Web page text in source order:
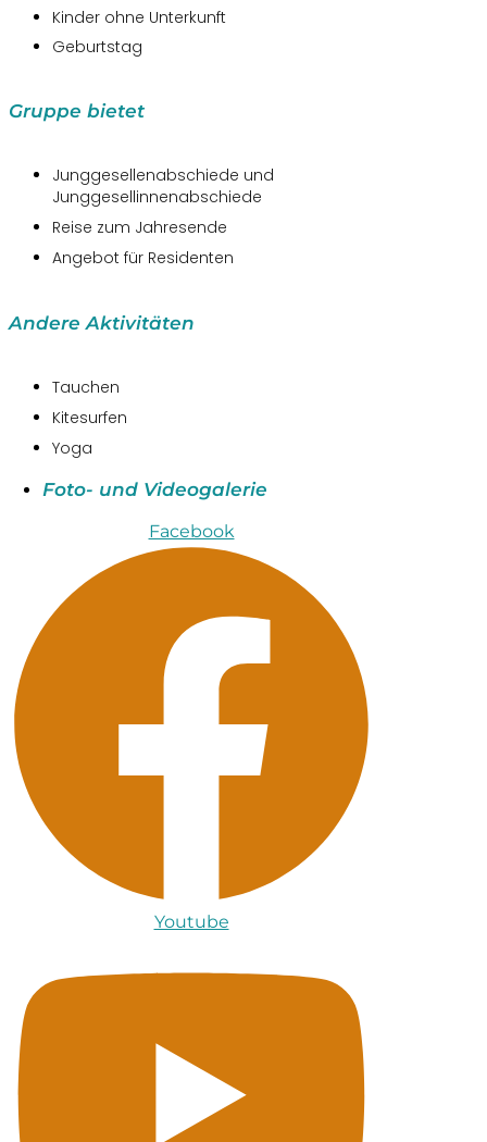
Kinder ohne Unterkunft
Geburtstag
Gruppe bietet
Junggesellenabschiede und
Junggesellinnenabschiede
Reise zum Jahresende
Angebot für Residenten
Andere Aktivitäten
Tauchen
Kitesurfen
Yoga
Foto- und Videogalerie
Facebook
Youtube